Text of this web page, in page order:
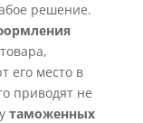
решение.
его место в
приводят не
таможенных